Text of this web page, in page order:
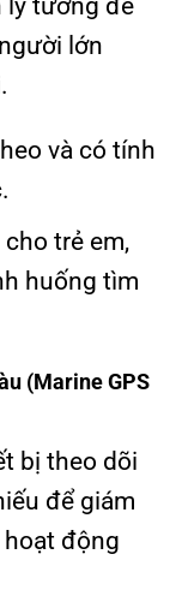
lý tưởng để
lớn
và có tính
trẻ em,
huống tìm
(Marine GPS
bị theo dõi
để giám
hoạt động